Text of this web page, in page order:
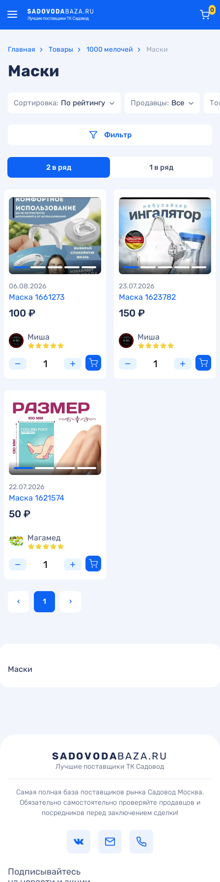
0
Главная Товары 1000 мелочей Маски
Маски
Сортировка: По рейтингу Продавцы: Все
Фильтр
2 в ряд 1 в ряд
Маска 1661273
06.08.2026
100 ₽
Миша
Маска 1623782
23.07.2026
150 ₽
Миша
Маска 1621574
22.07.2026
50 ₽
Магамед
‹ 1 ›
Маски
SADOVODABAZA.RU
Лучшие поставщики ТК Садовод
Самая полная база поставщиков рынка Садовод Москва.
Обязательно самостоятельно проверяйте продавцов и
посредников перед заключением сделки!
Подписывайтесь